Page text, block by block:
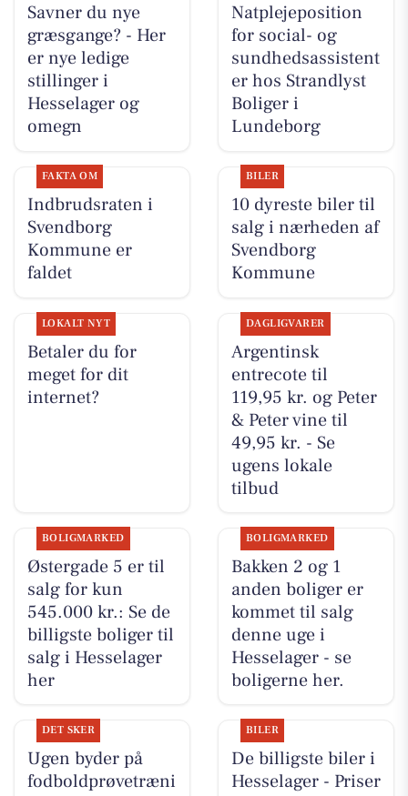
Savner du nye
græsgange? - Her
er nye ledige
stillinger i
Hesselager og
omegn
Natplejeposition
for social- og
sundhedsassistent
er hos Strandlyst
Boliger i
Lundeborg
FAKTA OM
Indbrudsraten i
Svendborg
Kommune er
faldet
BILER
10 dyreste biler til
salg i nærheden af
Svendborg
Kommune
LOKALT NYT
Betaler du for
meget for dit
internet?
DAGLIGVARER
Argentinsk
entrecote til
119,95 kr. og Peter
& Peter vine til
49,95 kr. - Se
ugens lokale
tilbud
BOLIGMARKED
Østergade 5 er til
salg for kun
545.000 kr.: Se de
billigste boliger til
salg i Hesselager
her
BOLIGMARKED
Bakken 2 og 1
anden boliger er
kommet til salg
denne uge i
Hesselager - se
boligerne her.
DET SKER
Ugen byder på
fodboldprøvetræni
BILER
De billigste biler i
Hesselager - Priser